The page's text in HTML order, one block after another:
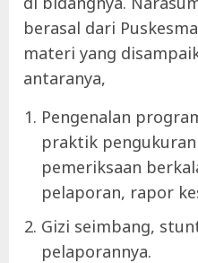
berasal dari
materi yang
antaranya,
Pengenalan
praktik pengukuran
pemeriksaan
pelaporan, rapor
Gizi seimbang,
pelaporannya.